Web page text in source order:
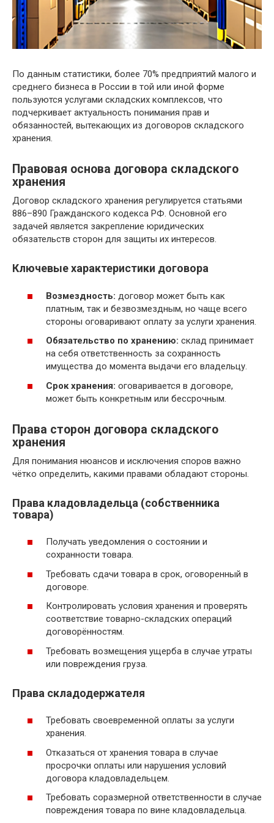
По данным статистики, более 70% предприятий малого и
среднего бизнеса в России в той или иной форме
пользуются услугами складских комплексов, что
подчеркивает актуальность понимания прав и
обязанностей, вытекающих из договоров складского
хранения.
Правовая основа договора складского
хранения
Договор складского хранения регулируется статьями
886–890 Гражданского кодекса РФ. Основной его
задачей является закрепление юридических
обязательств сторон для защиты их интересов.
Ключевые характеристики договора
Возмездность: договор может быть как
платным, так и безвозмездным, но чаще всего
стороны оговаривают оплату за услуги хранения.
Обязательство по хранению: склад принимает
на себя ответственность за сохранность
имущества до момента выдачи его владельцу.
Срок хранения: оговаривается в договоре,
может быть конкретным или бессрочным.
Права сторон договора складского
хранения
Для понимания нюансов и исключения споров важно
чётко определить, какими правами обладают стороны.
Права кладовладельца (собственника
товара)
Получать уведомления о состоянии и
сохранности товара.
Требовать сдачи товара в срок, оговоренный в
договоре.
Контролировать условия хранения и проверять
соответствие товарно-складских операций
договорённостям.
Требовать возмещения ущерба в случае утраты
или повреждения груза.
Права складодержателя
Требовать своевременной оплаты за услуги
хранения.
Отказаться от хранения товара в случае
просрочки оплаты или нарушения условий
договора кладовладельцем.
Требовать соразмерной ответственности в случае
повреждения товара по вине кладовладельца.